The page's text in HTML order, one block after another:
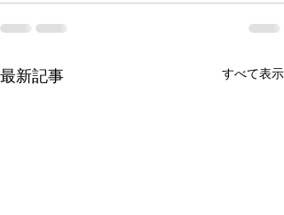
最新記事 すべて表示